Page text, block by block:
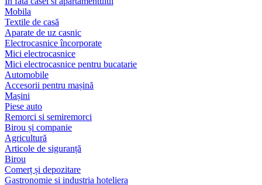
Mobila
Textile de casă
Aparate de uz casnic
Electrocasnice încorporate
Mici electrocasnice
Mici electrocasnice pentru bucatarie
Automobile
Accesorii pentru mașină
Mașini
Piese auto
Remorci si semiremorci
Birou și companie
Agricultură
Articole de siguranță
Birou
Comerț și depozitare
Gastronomie si industria hoteliera